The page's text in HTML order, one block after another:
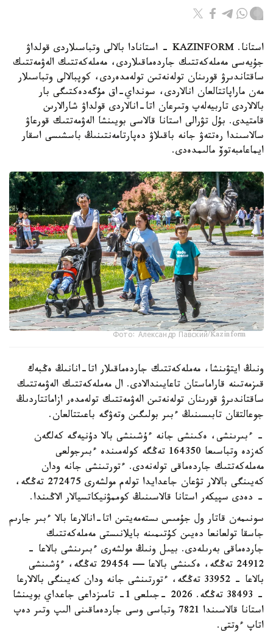
استانا. KAZINFORM - استانادا بالالى وتباسىلاردى قولداۋ
جۇيەسى مەملەكەتتىك جاردەماقىلاردى، مەملەكەتتىك الەۋمەتتىك
ساقتاندىرۋ قورىنان تولەنەتىن تولەمدەردى، كوپبالالى وتباسىلار
مەن ماراپاتتالعان انالاردى، سونداي-اق مۇگەدەكتىگى بار
بالالاردى تاربيەلەپ وتىرعان اتا-انالاردى قولداۋ شارالارىن
قامتيدى. بۇل تۋرالى استانا قالاسى بويىنشا الەۋمەتتىك قورعاۋ
سالاسىندا رەتتەۋ جانە باقىلاۋ دەپارتامەنتىنىڭ باسشىسى اسقار
ايماعامبەتوۆ مالىمدەدى.
Фото: Александр Павский/Kazinform
ونىڭ ايتۋىنشا، مەملەكەتتىك جاردەماقىلار اتا-انانىڭ ەڭبەك
قىزمەتىنە قاراماستان تاعايىندالادى. ال مەملەكەتتىك الەۋمەتتىك
ساقتاندىرۋ قورىنان تولەنەتىن الەۋمەتتىك تولەمدەر ازاماتتاردىڭ
جوعالتقان تابىسىنىڭ ءبىر بولىگىن وتەۋگە باعىتتالعان.
- ءبىرىنشى، ەكىنشى جانە ءۇشىنشى بالا دۇنيەگە كەلگەن
كەزدە وتباسىعا 164350 تەڭگە كولەمىندە ءبىرجولعى
مەملەكەتتىك جاردەماقى تولەنەدى. ءتورتىنشى جانە ودان
كەيىنگى بالالار تۋعان جاعدايدا تولەم مولشەرى 272475 تەڭگە،
- دەدى سپيكەر استانا قالاسىنىڭ كوممۋنيكاتسيالار الاڭىندا.
سونىمەن قاتار ول جۇمىس ىستەمەيتىن اتا-انالارعا بالا ءبىر جارىم
جاسقا تولعانعا دەيىن كۇتىمىنە بايلانىستى مەملەكەتتىك
جاردەماقى بەرىلەدى. بيىل ونىڭ مولشەرى ءبىرىنشى بالاعا -
24912 تەڭگە، ەكىنشى بالاعا — 29454 تەڭگە، ءۇشىنشى
بالاعا - 33952 تەڭگە، ءتورتىنشى جانە ودان كەيىنگى بالالارعا
- 38493 تەڭگە. 2026 -جىلعى 1- تامىزداعى جاعداي بويىنشا
استانا قالاسىندا 7821 وتباسى وسى جاردەماقىنى الىپ وتىر دەپ
اتاپ ءوتتى.